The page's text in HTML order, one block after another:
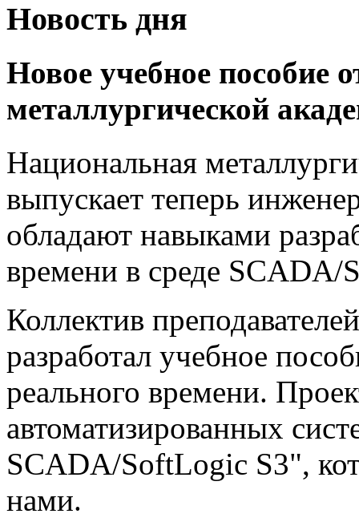
Новость дня
Новое учебное пособие
металлургической
Национальная
выпускает теперь
обладают навыками
времени в среде
Коллектив
разработал учебное
реального времени.
автоматизированных
SCADA/SoftLogic S3",
нами.